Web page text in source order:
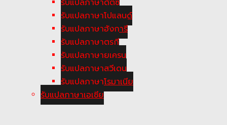
รับแปลภาษาโปแลนด์
รับแปลภาษาฮังการี
รับแปลภาษาตูรกี
รับแปลภาษายูเครน
รับแปลภาษาสวีเดน
รับแปลภาษาโรมาเนีย
รับแปลภาษาเอเซีย